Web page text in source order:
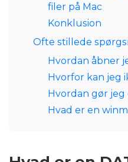
filer på Mac
Konklusion
Ofte stillede
Hvordan åbner
Hvorfor kan jeg
Hvordan gør
Hvad er en